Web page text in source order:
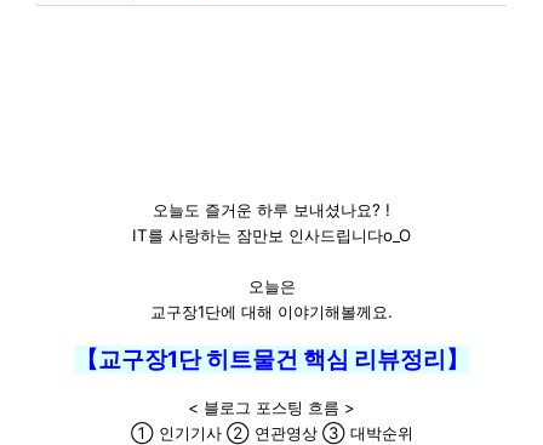
오늘도 즐거운 하루 보내셨나요? !
IT를 사랑하는 잠만보 인사드립니다o_O
오늘은
교구장1단에 대해 이야기해볼께요.
【교구장1단 히트물건 핵심 리뷰정리】
< 블로그 포스팅 흐름 >
① 인기기사 ② 연관영상 ③ 대박순위